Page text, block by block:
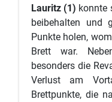
Lauritz (1) konnte
beibehalten und
Punkte holen,
Brett war.
besonders die
Verlust am
Brettpunkte, die